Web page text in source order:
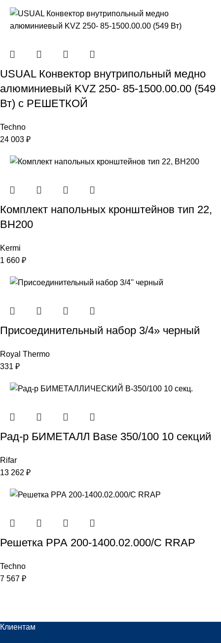
USUAL Конвектор внутрипольный медно
алюминиевый KVZ 250- 85-1500.00.00 (549
Вт) с РЕШЕТКОЙ
Techno
24 003 ₽
Комплект напольных кронштейнов тип 22,
ВН200
Kermi
1 660 ₽
Присоединительный набор 3/4» черный
Royal Thermo
331 ₽
Рад-р БИМЕТАЛЛ Base 350/100 10 секций
Rifar
13 262 ₽
Решетка РРА 200-1400.02.000/С RRAP
Techno
7 567 ₽
Клиентам